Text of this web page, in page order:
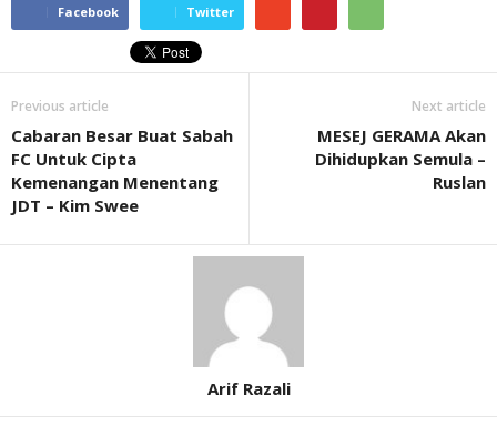
Facebook Twitter
Previous article
Cabaran Besar Buat Sabah
FC Untuk Cipta
Kemenangan Menentang
JDT – Kim Swee
Next article
MESEJ GERAMA Akan
Dihidupkan Semula –
Ruslan
Arif Razali